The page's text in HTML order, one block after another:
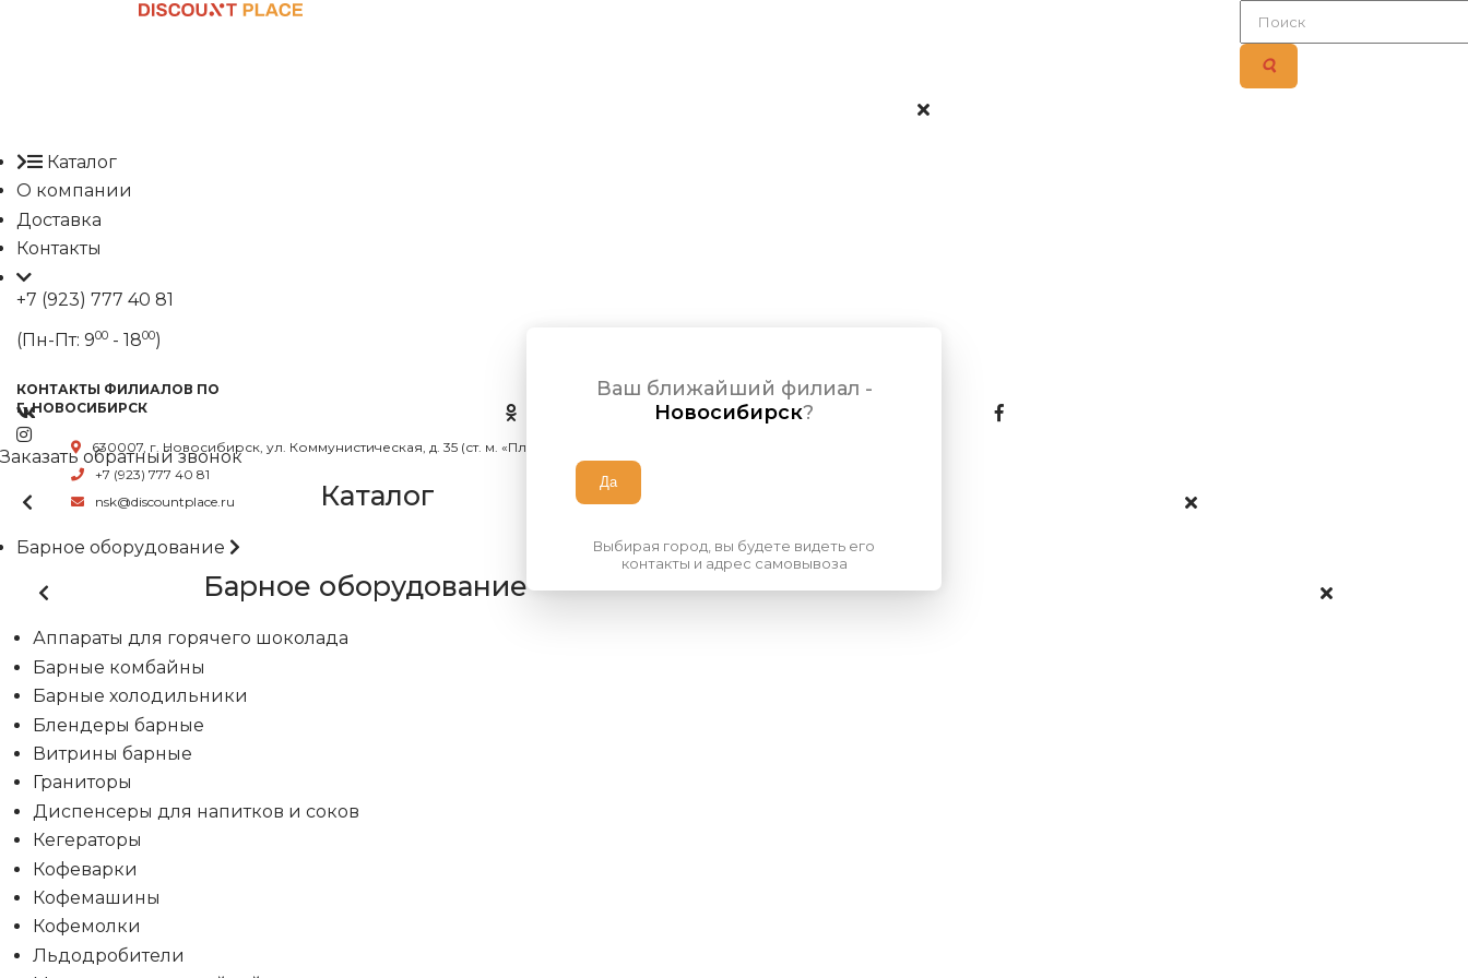
Каталог
О компании
Доставка
Контакты
+7 (923) 777 40 81
(Пн-Пт: 900 - 1800)
КОНТАКТЫ ФИЛИАЛОВ ПО
Г. НОВОСИБИРСК
630007, г. Новосибирск, ул. Коммунистическая, д. 35 (ст. м. «Площадь Ленина»)
+7 (923) 777 40 81
nsk@discountplace.ru
Заказать обратный звонок
Каталог
Барное оборудование
Барное оборудование
Аппараты для горячего шоколада
Барные комбайны
Барные холодильники
Блендеры барные
Витрины барные
Граниторы
Диспенсеры для напитков и соков
Кегераторы
Кофеварки
Кофемашины
Кофемолки
Льдодробители
Ваш ближайший филиал -
Новосибирск?
Выбирая город, вы будете видеть его
контакты и адрес самовывоза